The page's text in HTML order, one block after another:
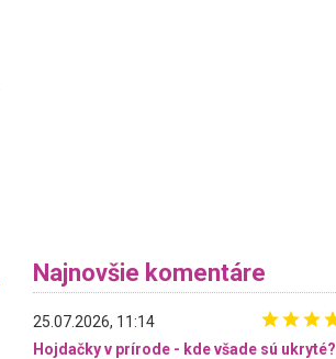
Najnovšie komentáre
25.07.2026, 11:14
Hojdačky v prírode - kde všade sú ukryté?